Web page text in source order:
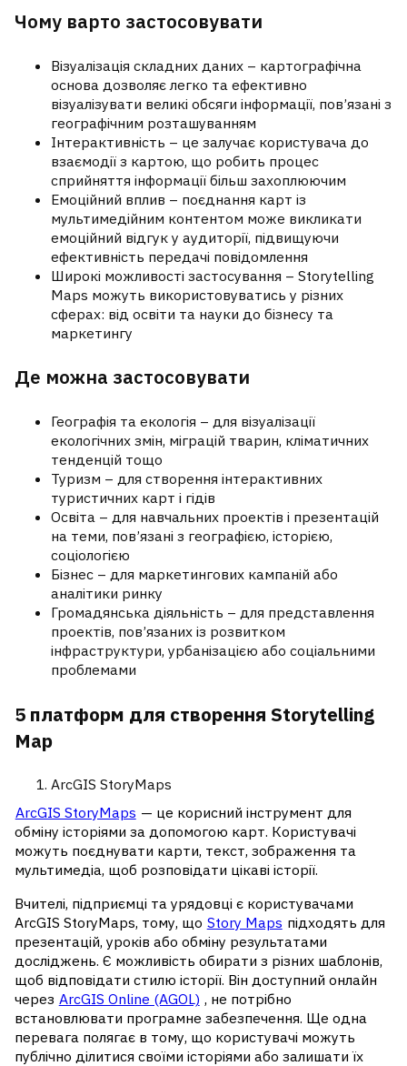
Чому варто застосовувати
Візуалізація складних даних – картографічна
основа дозволяє легко та ефективно
візуалізувати великі обсяги інформації, пов’язані з
географічним розташуванням
Інтерактивність – це залучає користувача до
взаємодії з картою, що робить процес
сприйняття інформації більш захоплюючим
Емоційний вплив – поєднання карт із
мультимедійним контентом може викликати
емоційний відгук у аудиторії, підвищуючи
ефективність передачі повідомлення
Широкі можливості застосування – Storytelling
Maps можуть використовуватись у різних
сферах: від освіти та науки до бізнесу та
маркетингу
Де можна застосовувати
Географія та екологія – для візуалізації
екологічних змін, міграцій тварин, кліматичних
тенденцій тощо
Туризм – для створення інтерактивних
туристичних карт і гідів
Освіта – для навчальних проектів і презентацій
на теми, пов’язані з географією, історією,
соціологією
Бізнес – для маркетингових кампаній або
аналітики ринку
Громадянська діяльність – для представлення
проектів, пов’язаних із розвитком
інфраструктури, урбанізацією або соціальними
проблемами
5 платформ для створення Storytelling
Map
ArcGIS StoryMaps
ArcGIS StoryMaps — це корисний інструмент для
обміну історіями за допомогою карт. Користувачі
можуть поєднувати карти, текст, зображення та
мультимедіа, щоб розповідати цікаві історії.
Вчителі, підприємці та урядовці є користувачами
ArcGIS StoryMaps, тому, що Story Maps підходять для
презентацій, уроків або обміну результатами
досліджень. Є можливість обирати з різних шаблонів,
щоб відповідати стилю історії. Він доступний онлайн
через ArcGIS Online (AGOL) , не потрібно
встановлювати програмне забезпечення. Ще одна
перевага полягає в тому, що користувачі можуть
публічно ділитися своїми історіями або залишати їх